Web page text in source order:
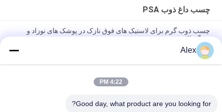
چسب داغ ذوب PSA
چسب ذوب گرم برای لاستیک های فوق نازک در پوشک های نوزاد و
بزرگسالان
چسب داغ ذوب برای ساخت پوشک ساخت چسب ساختمانی برای تولید
پوشک بچه
Premium Grade Positioning Hot Melt PSA for lady sanitary
Alex
4:22 PM
Good day, what product are you looking for?